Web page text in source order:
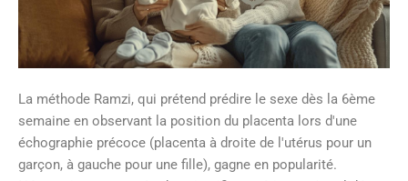
La méthode Ramzi, qui prétend prédire le sexe dès la 6ème
semaine en observant la position du placenta lors d'une
échographie précoce (placenta à droite de l'utérus pour un
garçon, à gauche pour une fille), gagne en popularité.